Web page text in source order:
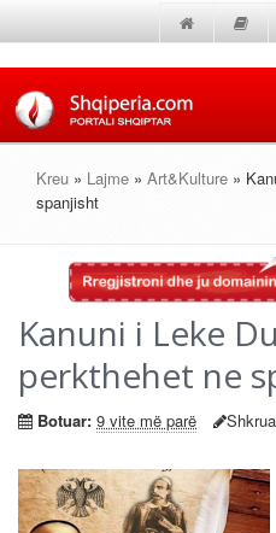
Kreu » Lajme » Art&Kulture »
spanjisht
Kanuni i Leke
perkthehet ne
Botuar: 9 vite më parë